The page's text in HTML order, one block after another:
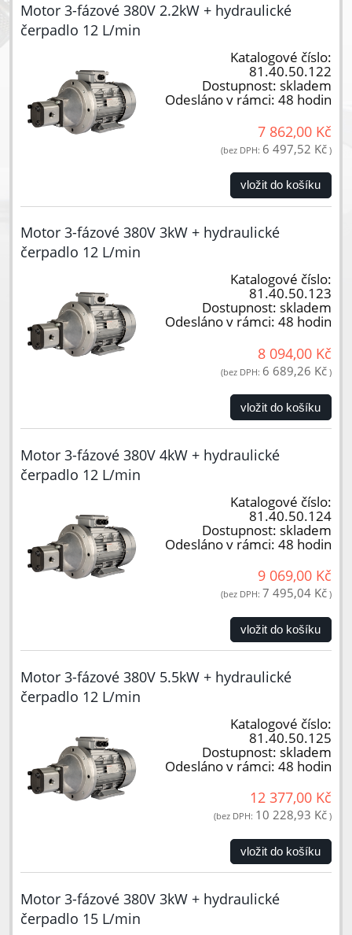
Motor 3-fázové 380V 2.2kW + hydraulické
čerpadlo 12 L/min
Katalogové číslo:
81.40.50.122
Dostupnost: skladem
Odesláno v rámci: 48 hodin
7 862,00 Kč
(bez DPH: 6 497,52 Kč )
vložit do košíku
Motor 3-fázové 380V 3kW + hydraulické
čerpadlo 12 L/min
Katalogové číslo:
81.40.50.123
Dostupnost: skladem
Odesláno v rámci: 48 hodin
8 094,00 Kč
(bez DPH: 6 689,26 Kč )
vložit do košíku
Motor 3-fázové 380V 4kW + hydraulické
čerpadlo 12 L/min
Katalogové číslo:
81.40.50.124
Dostupnost: skladem
Odesláno v rámci: 48 hodin
9 069,00 Kč
(bez DPH: 7 495,04 Kč )
vložit do košíku
Motor 3-fázové 380V 5.5kW + hydraulické
čerpadlo 12 L/min
Katalogové číslo:
81.40.50.125
Dostupnost: skladem
Odesláno v rámci: 48 hodin
12 377,00 Kč
(bez DPH: 10 228,93 Kč )
vložit do košíku
Motor 3-fázové 380V 3kW + hydraulické
čerpadlo 15 L/min